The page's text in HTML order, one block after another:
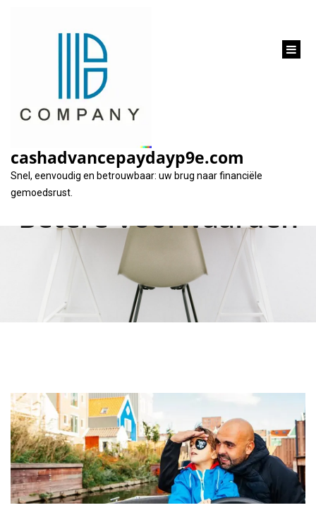
cashadvancepaydayp9e.com
Snel, eenvoudig en betrouwbaar: uw brug naar financiële
gemoedsrust.
Financiële
Flexibiliteit: Lenen
Omzetten voor
Betere Voorwaarden